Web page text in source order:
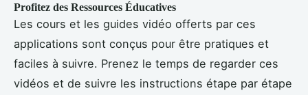
Profitez des Ressources Éducatives
Les cours et les guides vidéo offerts par ces
applications sont conçus pour être pratiques et
faciles à suivre. Prenez le temps de regarder ces
vidéos et de suivre les instructions étape par étape